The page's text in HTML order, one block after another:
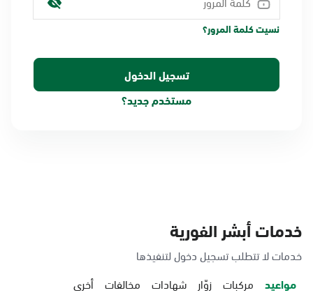
نسيت كلمة المرور؟
مستخدم جديد؟
خدمات أبشر الفورية
خدمات لا تتطلب تسجيل دخول لتنفيذها
مواعيد مركبات زوّار شهادات مخالفات أخرى